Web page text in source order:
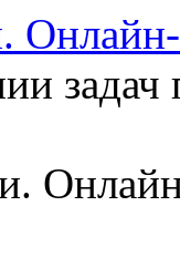
задач